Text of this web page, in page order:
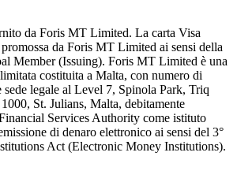
da Foris MT Limited. La carta Visa
promossa da Foris MT Limited ai sensi della
Member (Issuing). Foris MT Limited è una
costituita a Malta, con numero di
sede legale al Level 7, Spinola Park, Triq
St. Julians, Malta, debitamente
Services Authority come istituto
di denaro elettronico ai sensi del 3°
Act (Electronic Money Institutions).